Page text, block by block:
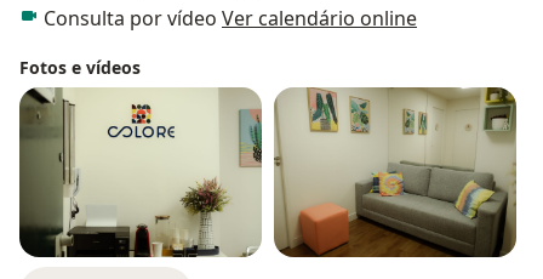
Consulta por vídeo Ver calendário online
Fotos e vídeos